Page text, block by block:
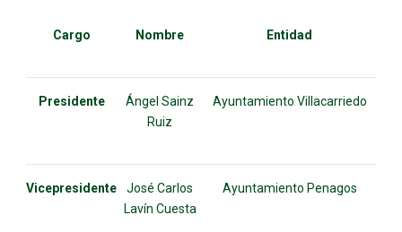
Cargo Nombre Entidad
Presidente
Ángel Sainz
Ruiz
Ayuntamiento Villacarriedo
Vicepresidente
José Carlos
Lavín Cuesta
Ayuntamiento Penagos